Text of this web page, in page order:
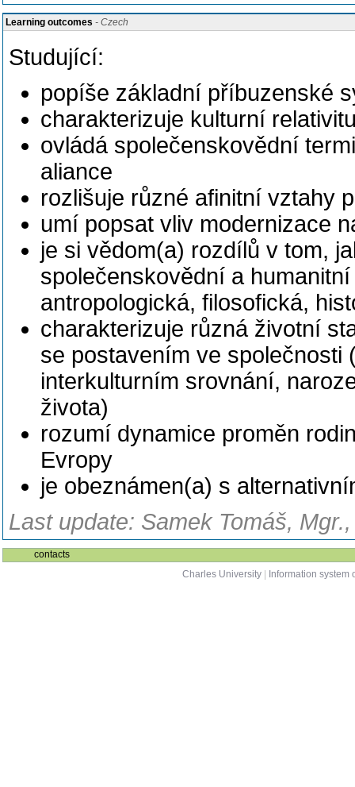
Learning outcomes - Czech
Studující:
popíše základní příbuzenské
charakterizuje kulturní
ovládá společenskovědní
aliance
rozlišuje různé afinitní vztahy
umí popsat vliv modernizace
je si vědom(a) rozdílů v tom,
společenskovědní a
antropologická, filosofická,
charakterizuje různá životní
se postavením ve společnosti
interkulturním srovnání,
života)
rozumí dynamice proměn
Evropy
je obeznámen(a) s
Last update: Samek Tomáš,
contacts
Charles University
Information